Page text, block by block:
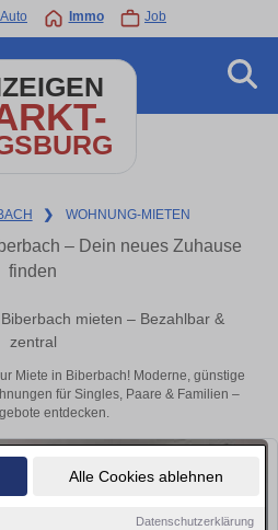
Alle Cookies ablehnen
Datenschutzerklärung
Auto Immo Job
❯ WOHNUNG-MIETEN
– Dein neues Zuhause
finden
mieten – Bezahlbar &
zentral
Miete in Biberbach! Moderne, günstige
für Singles, Paare & Familien –
entdecken.